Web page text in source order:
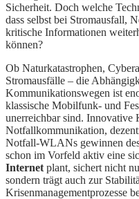
Sicherheit. Doch welche
dass selbst bei Stromausfall,
kritische Informationen
können?
Ob Naturkatastrophen,
Stromausfälle – die
Kommunikationswegen ist
klassische Mobilfunk- und
unerreichbar sind. Innovative
Notfallkommunikation,
Notfall-WLANs gewinnen
schon im Vorfeld aktiv eine
Internet plant, sichert nicht
sondern trägt auch zur
Krisenmanagementprozesse